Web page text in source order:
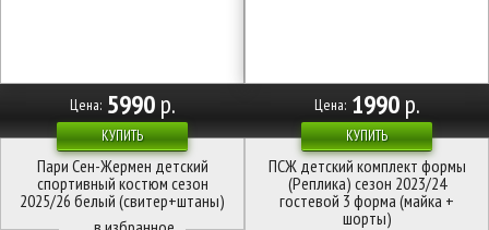
КУПИТЬ
Цена: 5990р.
Пари Сен-Жермен детский
спортивный костюм сезон
2025/26 белый (свитер+штаны)
КУПИТЬ
Цена: 1990р.
ПСЖ детский комплект формы
(Реплика) сезон 2023/24
гостевой 3 форма (майка +
шорты)